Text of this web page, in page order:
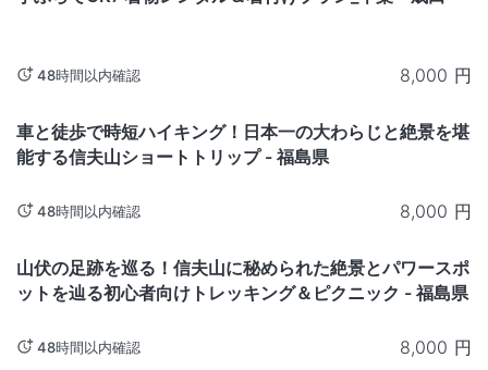
48時間以内確認 8,000 円
車と徒歩で時短ハイキング！日本一の大わらじと絶景を堪
能する信夫山ショートトリップ - 福島県
48時間以内確認 8,000 円
山伏の足跡を巡る！信夫山に秘められた絶景とパワースポ
ットを辿る初心者向けトレッキング＆ピクニック - 福島県
48時間以内確認 8,000 円